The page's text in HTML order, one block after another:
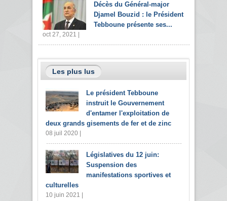
Décès du Général-major
Djamel Bouzid : le Président
Tebboune présente ses...
oct 27, 2021 |
Les plus lus
Le président Tebboune
instruit le Gouvernement
d'entamer l'exploitation de
deux grands gisements de fer et de zinc
08 juil 2020 |
Législatives du 12 juin:
Suspension des
manifestations sportives et
culturelles
10 juin 2021 |